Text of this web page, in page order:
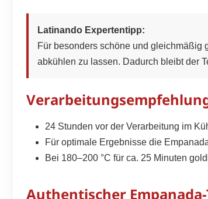
Latinando Expertentipp:
Für besonders schöne und gleichmäßig
abkühlen zu lassen. Dadurch bleibt der
24 Stunden vor der Verarbeitung im
Für optimale Ergebnisse die
Bei 180–200 °C für ca. 25 Minuten
Authentischer